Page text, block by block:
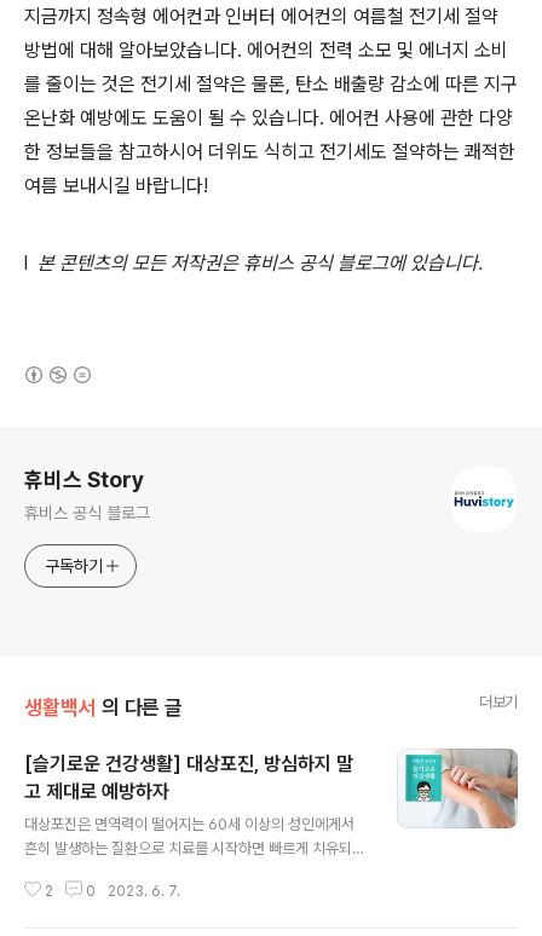
지금까지 정속형 에어컨과 인버터 에어컨의 여름철 전기세 절약
방법에 대해 알아보았습니다. 에어컨의 전력 소모 및 에너지 소비
를 줄이는 것은 전기세 절약은 물론, 탄소 배출량 감소에 따른 지구
온난화 예방에도 도움이 될 수 있습니다. 에어컨 사용에 관한 다양
한 정보들을 참고하시어 더위도 식히고 전기세도 절약하는 쾌적한
여름 보내시길 바랍니다!
l 본 콘텐츠의 모든 저작권은 휴비스 공식 블로그에 있습니다.
휴비스 Story
휴비스 공식 블로그
구독하기
생활백서 의 다른 글 더보기
[슬기로운 건강생활] 대상포진, 방심하지 말
고 제대로 예방하자
대상포진은 면역력이 떨어지는 60세 이상의 성인에게서
흔히 발생하는 질환으로 치료를 시작하면 빠르게 치유되지
다. 그렇기 때문에 무엇보다 예방이 중요한데요. 오늘은 대
2 0 2023. 6. 7.